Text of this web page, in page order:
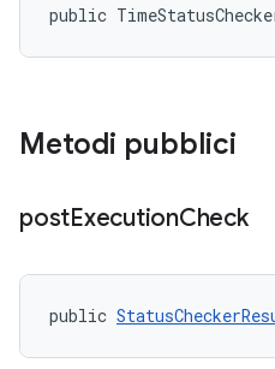
public
Metodi pubblici
postExecutionCheck
public